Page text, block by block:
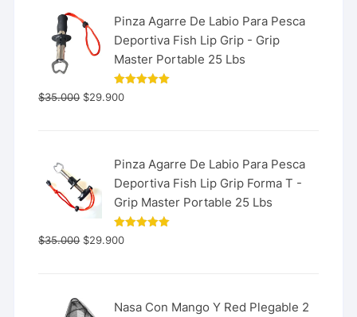
Pinza Agarre De Labio Para Pesca
Deportiva Fish Lip Grip - Grip
Master Portable 25 Lbs
Valorado
con
$35.000 $29.900
Pinza Agarre De Labio Para Pesca
Deportiva Fish Lip Grip Forma T -
Grip Master Portable 25 Lbs
Valorado
con
$35.000 $29.900
Nasa Con Mango Y Red Plegable 2